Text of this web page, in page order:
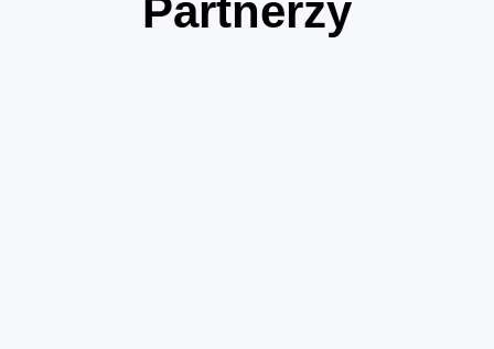
Partnerzy